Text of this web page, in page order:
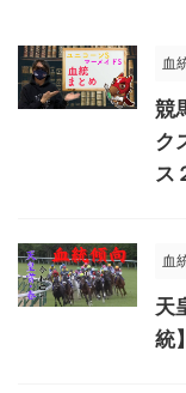
血
競
ク
ス
血
天
統